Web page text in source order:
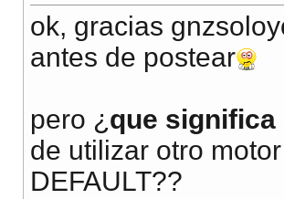
ok, gracias
antes de postear
pero ¿que significa
de utilizar otro
DEFAULT??